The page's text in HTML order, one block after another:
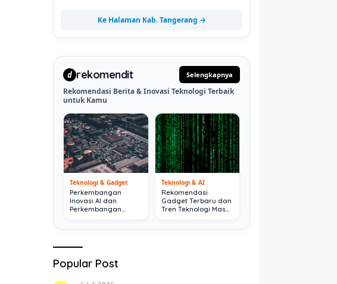
Ke Halaman Kab. Tangerang →
d rekomendit Selengkapnya
Rekomendasi Berita & Inovasi Teknologi Terbaik
untuk Kamu
Teknologi & Gadget
Perkembangan
Inovasi AI dan
Perkembangan
Teknologi & AI
Rekomendasi
Gadget Terbaru dan
Tren Teknologi Masa
Popular Post